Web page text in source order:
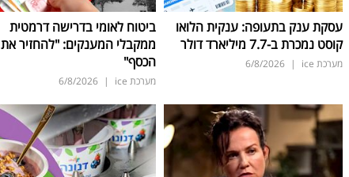
עסקת ענק בתעופה: ענקית הלואו
קוסט נמכרת ב-7.7 מיליארד דולר
מערכת ice |
6/8/2026
ביטוח לאומי בדרישה דרמטית
ממקבלי המענקים: "להחזיר את
הכסף"
מערכת ice |
6/8/2026